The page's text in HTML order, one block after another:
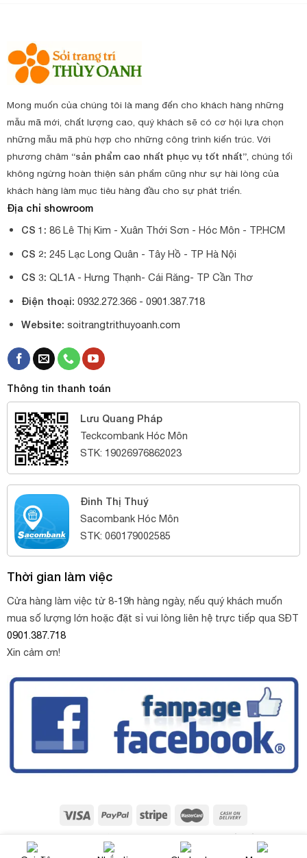
Mong muốn của chúng tôi là mang đến cho khách hàng những
mẫu mã mới, chất lượng cao, quý khách sẽ có cơ hội lựa chọn
những mẫu mã phù hợp cho những công trình kiến trúc. Với
phương châm “sản phẩm cao nhất phục vụ tốt nhất”, chúng tối
không ngừng hoàn thiện sản phẩm cũng như sự hài lòng của
khách hàng làm mục tiêu hàng đầu cho sự phát triển.
Địa chỉ showroom
CS 1: 86 Lê Thị Kim - Xuân Thới Sơn - Hóc Môn - TP.HCM
CS 2: 245 Lạc Long Quân - Tây Hồ - TP Hà Nội
CS 3: QL1A - Hưng Thạnh- Cái Răng- TP Cần Thơ
Điện thoại: 0932.272.366 - 0901.387.718
Website: soitrangtrithuyoanh.com
Thông tin thanh toán
Lưu Quang Pháp
Teckcombank Hóc Môn
STK: 19026976862023
Đinh Thị Thuý
Sacombank Hóc Môn
STK: 060179002585
Thời gian làm việc
Cửa hàng làm việc từ 8-19h hàng ngày, nếu quý khách muốn
mua số lượng lớn hoặc đặt sỉ vui lòng liên hệ trực tiếp qua SĐT
0901.387.718
Xin cảm ơn!
NinhBinhWeb.com